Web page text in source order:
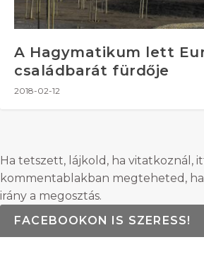
A Hagymatikum lett
családbarát fürdője
2018-02-12
Ha tetszett, lájkold, ha vitatkoznál,
kommentablakban megteheted,
irány a megosztás.
FACEBOOKON IS SZERESS!